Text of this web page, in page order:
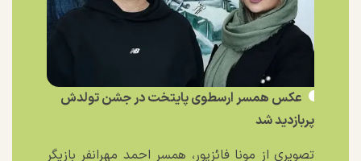
عکس همسر ارسطوی پایتخت در جشن تولدش
پربازدید شد
تصویری از مونا فائزپور، همسر احمد مهرانفر بازیگر